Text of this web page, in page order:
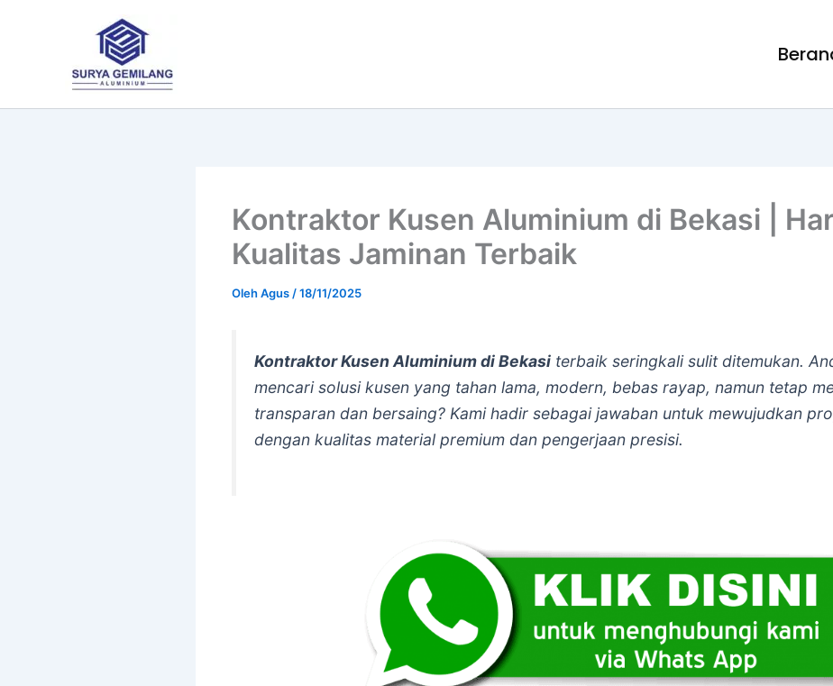
Kontraktor Kusen Aluminium di Bekasi |
Kualitas Jaminan Terbaik
OlehAgus /18/11/2025
Kontraktor Kusen Aluminium di Bekasi terbaik seringkali sulit ditemukan.
mencari solusi kusen yang tahan lama, modern, bebas rayap, namun tetap
transparan dan bersaing? Kami hadir sebagai jawaban untuk mewujudkan
dengan kualitas material premium dan pengerjaan presisi.